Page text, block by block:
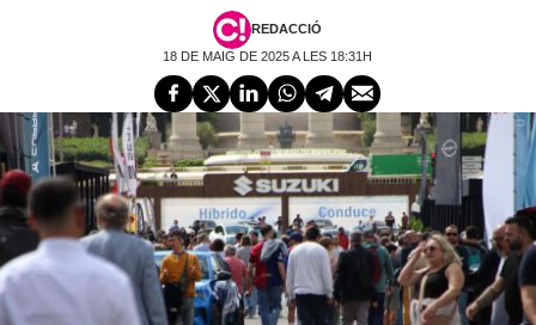
REDACCIÓ
18 DE MAIG DE 2025 A LES 18:31H